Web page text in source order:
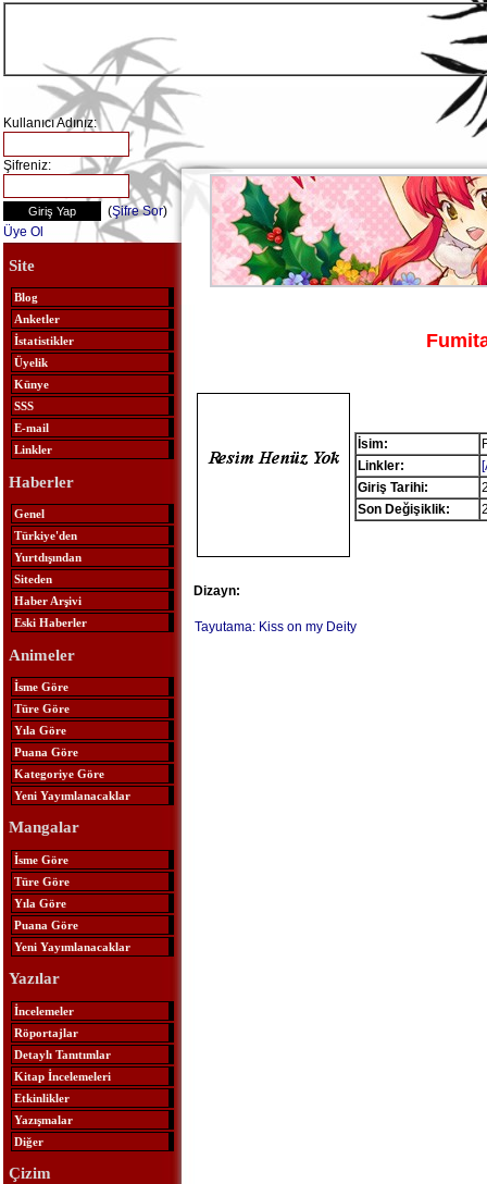
Kullanıcı Adınız:
Şifreniz:
(Şifre Sor)
Üye Ol
Site
Blog
Anketler
İstatistikler
Üyelik
Künye
SSS
E-mail
Linkler
Haberler
Genel
Türkiye'den
Yurtdışından
Siteden
Haber Arşivi
Eski Haberler
Animeler
İsme Göre
Türe Göre
Yıla Göre
Puana Göre
Kategoriye Göre
Yeni Yayımlanacaklar
Mangalar
İsme Göre
Türe Göre
Yıla Göre
Puana Göre
Yeni Yayımlanacaklar
Yazılar
İncelemeler
Röportajlar
Detaylı Tanıtımlar
Kitap İncelemeleri
Etkinlikler
Yazışmalar
Diğer
Çizim
İsim:
Linkler:
Giriş Tarihi:
Son Değişiklik:
Dizayn:
Tayutama: Kiss on my Deity